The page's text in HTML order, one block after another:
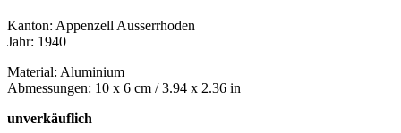
Kanton: Appenzell Ausserrhoden
Jahr: 1940
Material: Aluminium
Abmessungen: 10 x 6 cm / 3.94 x 2.36 in
unverkäuflich